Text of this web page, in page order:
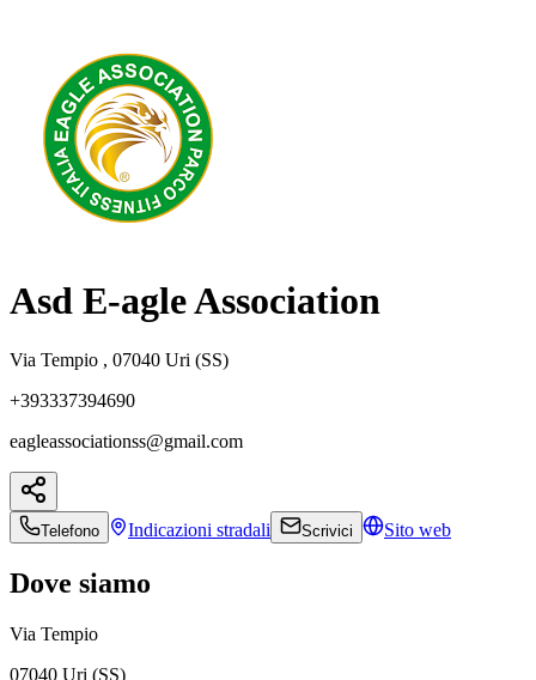
Asd E-agle Association
Via Tempio , 07040 Uri (SS)
+393337394690
eagleassociationss@gmail.com
Telefono Indicazioni stradali Scrivici Sito web
Dove siamo
Via Tempio
07040 Uri (SS)